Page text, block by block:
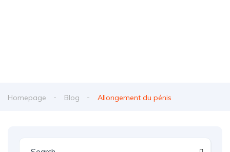
Homepage Blog Allongement du pénis